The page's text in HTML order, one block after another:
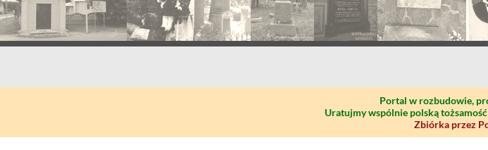
Portal w rozbudowie,
Uratujmy wspólnie polską
Zbiórka przez